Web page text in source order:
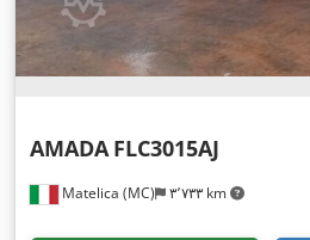
Matelica (MC) ۳٬۷۳۳ km
AMADA FLC3015AJ